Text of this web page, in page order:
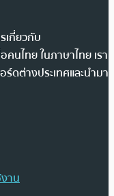
เกี่ยวกับ
นไทย ในภาษาไทย เรา
ดต่างประเทศและนำมา
าน